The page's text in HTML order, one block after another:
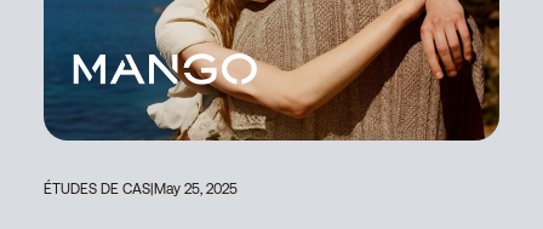
ÉTUDES DE CAS May 25, 2025